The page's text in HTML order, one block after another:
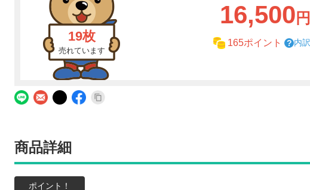
19枚
売れています
16,500 円
165ポイント 内訳
商品詳細